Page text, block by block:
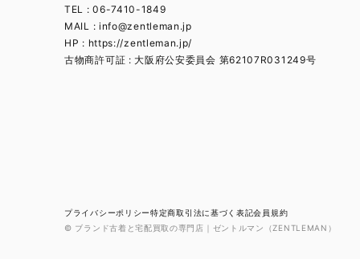
TEL : 06-7410-1849
MAIL : info@zentleman.jp
HP : https://zentleman.jp/
古物商許可証 : 大阪府公安委員会 第62107R031249号
プライバシーポリシー特定商取引法に基づく表記会員規約
© ブランド古着と宅配買取の専門店｜ゼントルマン（ZENTLEMAN）